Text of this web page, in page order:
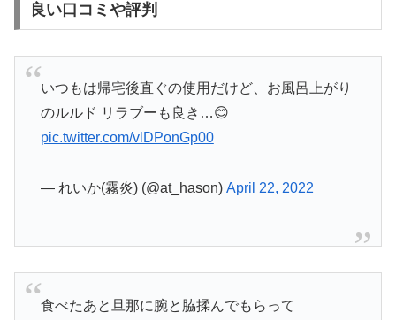
良い口コミや評判
いつもは帰宅後直ぐの使用だけど、お風呂上がり
のルルド リラブーも良き…😊
pic.twitter.com/vlDPonGp00
— れいか(霧炎) (@at_hason) April 22, 2022
食べたあと旦那に腕と脇揉んでもらって